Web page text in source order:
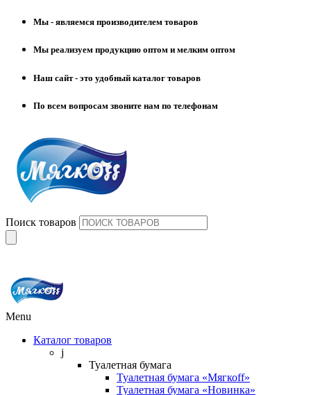
Мы - являемся производителем товаров
Мы реализуем продукцию оптом и мелким оптом
Наш сайт - это удобный каталог товаров
По всем вопросам звоните нам по телефонам
Поиск товаров
Menu
Каталог товаров
j
Туалетная бумага
Туалетная бумага «Мягкоff»
Туалетная бумага «Новинка»